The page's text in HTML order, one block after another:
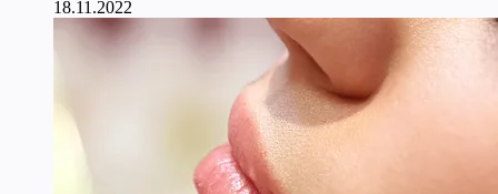
18.11.2022